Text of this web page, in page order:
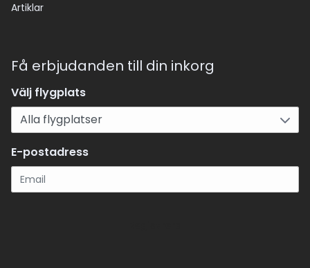
Artiklar
Få erbjudanden till din inkorg
Välj flygplats
E-postadress